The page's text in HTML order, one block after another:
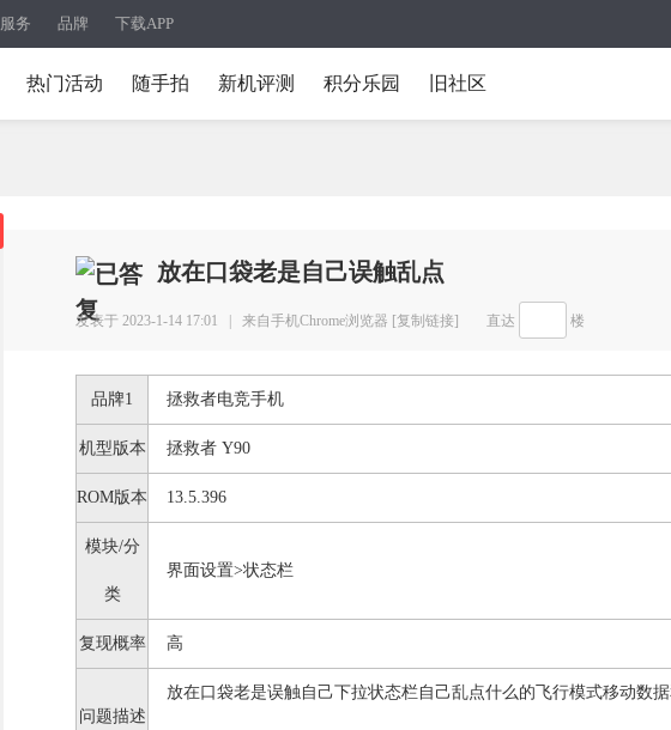
服务 品牌 下载APP
热门活动 随手拍 新机评测 积分乐园 旧社区
放在口袋老是自己误触乱点
发表于 2023-1-14 17:01 | 来自手机Chrome浏览器 [复制链接] 直达 楼
品牌1 拯救者电竞手机
机型版本 拯救者 Y90
ROM版本 13.5.396
模块/分
类
界面设置>状态栏
复现概率 高
问题描述
放在口袋老是误触自己下拉状态栏自己乱点什么的飞行模式移动数